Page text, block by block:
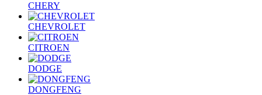
CHERY
CHEVROLET
CITROEN
DODGE
DONGFENG